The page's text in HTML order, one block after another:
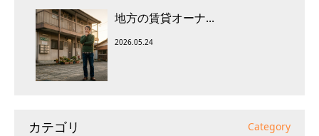
地方の賃貸オーナ...
2026.05.24
カテゴリ Category